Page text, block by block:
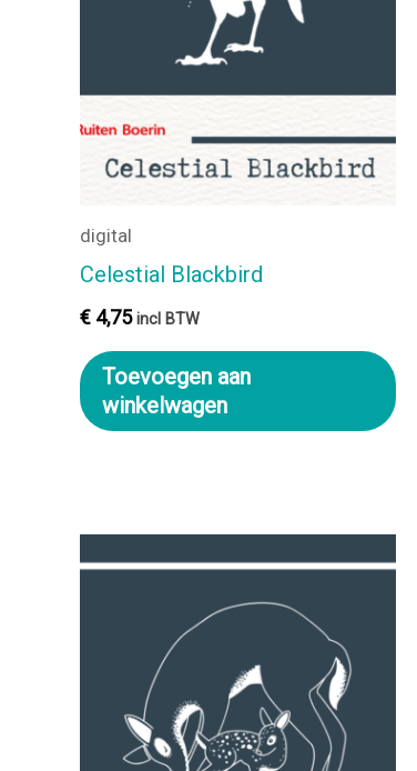
digital
Celestial Blackbird
€ 4,75 incl BTW
Toevoegen aan
winkelwagen